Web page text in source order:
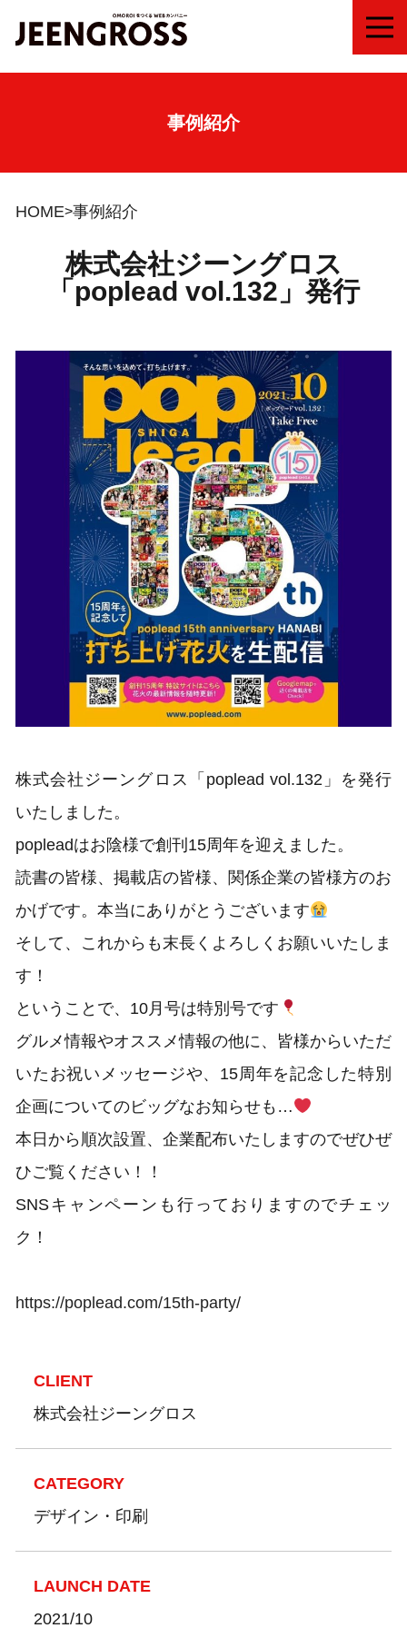
事例紹介
HOME 事例紹介
株式会社ジーングロス
「poplead vol.132」発行
株式会社ジーングロス「poplead vol.132」を発行
いたしました。
popleadはお陰様で創刊15周年を迎えました。
読書の皆様、掲載店の皆様、関係企業の皆様方のお
かげです。本当にありがとうございます
そして、これからも末長くよろしくお願いいたしま
す！
ということで、10月号は特別号です
グルメ情報やオススメ情報の他に、皆様からいただ
いたお祝いメッセージや、15周年を記念した特別
企画についてのビッグなお知らせも…
本日から順次設置、企業配布いたしますのでぜひぜ
ひご覧ください！！
SNSキャンペーンも行っておりますのでチェッ
ク！
https://poplead.com/15th-party/
CLIENT
株式会社ジーングロス
CATEGORY
デザイン・印刷
LAUNCH DATE
2021/10